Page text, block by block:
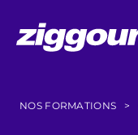
NOS FORMATIONS >